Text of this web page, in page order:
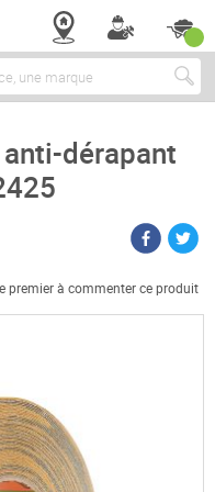
Chercher
dérapant
premier à commenter ce produit